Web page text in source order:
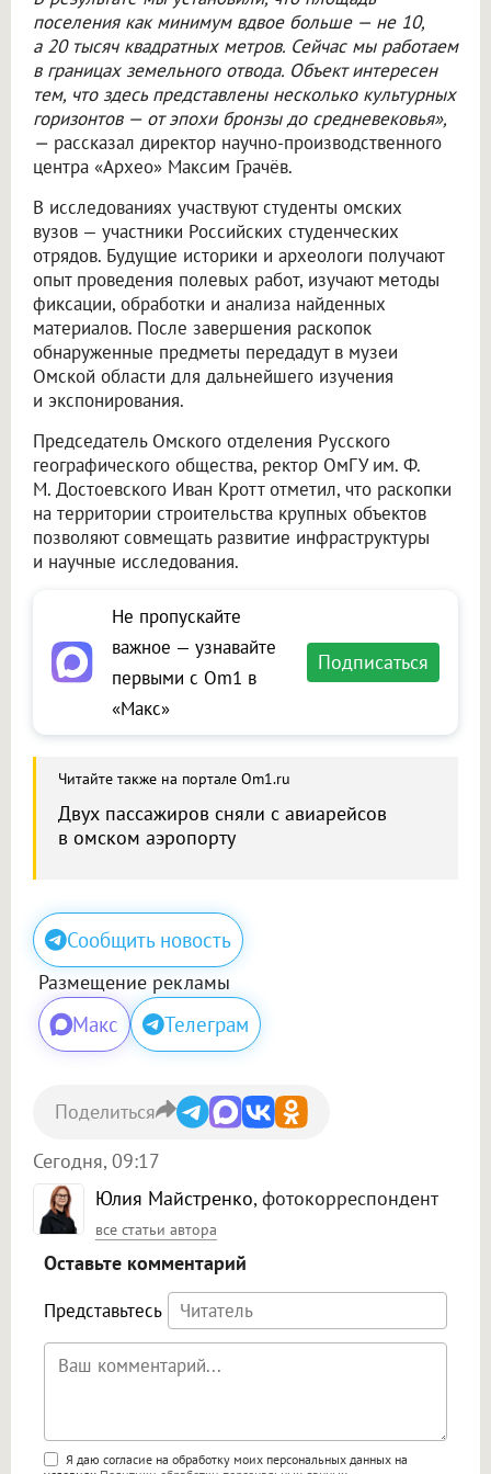
поселения как минимум вдвое больше — не 10,
а 20 тысяч квадратных метров. Сейчас мы работаем
в границах земельного отвода. Объект интересен
тем, что здесь представлены несколько культурных
горизонтов — от эпохи бронзы до средневековья»,
— рассказал директор научно-производственного
центра «Архео» Максим Грачёв.
В исследованиях участвуют студенты омских
вузов — участники Российских студенческих
отрядов. Будущие историки и археологи получают
опыт проведения полевых работ, изучают методы
фиксации, обработки и анализа найденных
материалов. После завершения раскопок
обнаруженные предметы передадут в музеи
Омской области для дальнейшего изучения
и экспонирования.
Председатель Омского отделения Русского
географического общества, ректор ОмГУ им. Ф.
М. Достоевского Иван Кротт отметил, что раскопки
на территории строительства крупных объектов
позволяют совмещать развитие инфраструктуры
и научные исследования.
Не пропускайте
важное — узнавайте
первыми с Om1 в
«Макс»
Подписаться
Читайте также на портале Om1.ru
Двух пассажиров сняли с авиарейсов
в омском аэропорту
Сообщить новость
Размещение рекламы
Макс Телеграм
Юлия Майстренко, фотокорреспондент
все статьи автора
Сегодня, 09:17
Поделиться
Оставьте комментарий
Представьтесь
Поддержка HTML
Я даю согласие на обработку моих персональных данных на